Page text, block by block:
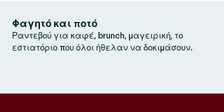
Φαγητό και ποτό
Ραντεβού για καφέ, brunch, μαγειρική, το
εστιατόριο που όλοι ήθελαν να δοκιμάσουν.